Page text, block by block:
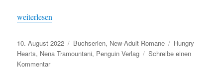
„The way I break von Nena Tramountani (Hungry Hearts Band
weiterlesen
Veröffentlicht
am
10. August 2022 Kategorien
Buchserien, New-Adult Romane Schlagwörter
Hungry
Hearts, Nena Tramountani, Penguin Verlag
Schreibe einen
Kommentarzu